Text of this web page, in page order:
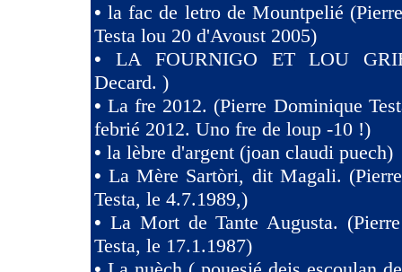
•la fac de letro de Mountpelié
Testa lou 20 d'Avoust 2005)
• LA FOURNIGO ET LOU
Decard. )
•La fre 2012. (Pierre Dominique
febrié 2012. Uno fre de loup -10 !)
• la lèbre d'argent (joan claudi puech)
•La Mère Sartòri, dit Magali.
Testa, le 4.7.1989,)
• La Mort de Tante Augusta.
Testa, le 17.1.1987)